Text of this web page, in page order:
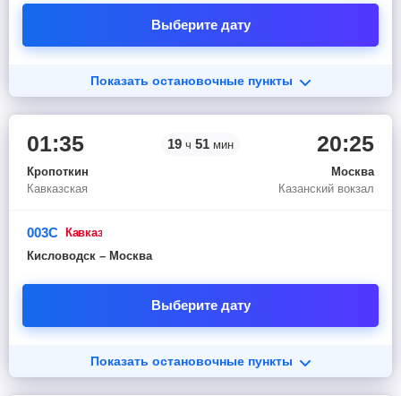
Выберите дату
Показать остановочные пункты
01:35
Кропоткин
Кавказская
19 ч 51 мин 20:25
Москва
Казанский вокзал
003С
кавказ
Кисловодск – Москва
Выберите дату
Показать остановочные пункты